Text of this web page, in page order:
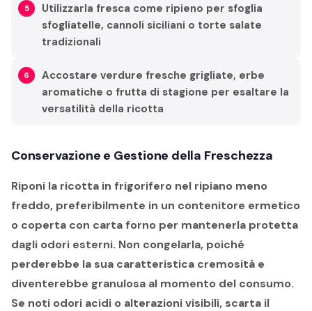
Utilizzarla fresca come ripieno per sfoglia
sfogliatelle, cannoli siciliani o torte salate
tradizionali
Accostare verdure fresche grigliate, erbe
aromatiche o frutta di stagione per esaltare la
versatilità della ricotta
Conservazione e Gestione della Freschezza
Riponi la ricotta in frigorifero nel ripiano meno
freddo, preferibilmente in un contenitore ermetico
o coperta con carta forno per mantenerla protetta
dagli odori esterni. Non congelarla, poiché
perderebbe la sua caratteristica cremosità e
diventerebbe granulosa al momento del consumo.
Se noti odori acidi o alterazioni visibili, scarta il